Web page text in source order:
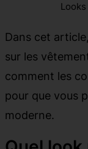
Dans cet
sur les
comment les
pour que vous
moderne.